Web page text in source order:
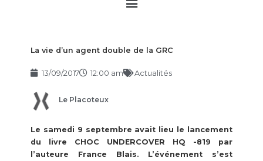
La vie d’un agent double de la GRC
13/09/2017 12:00 am Actualités
Le Placoteux
Le samedi 9 septembre avait lieu le lancement
du livre CHOC UNDERCOVER HQ -819 par
l’auteure France Blais. L’événement s’est